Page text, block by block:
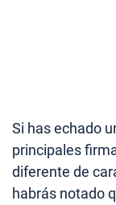
Si has echado
principales
diferente de
habrás notado